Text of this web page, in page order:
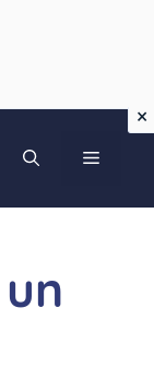
MENU